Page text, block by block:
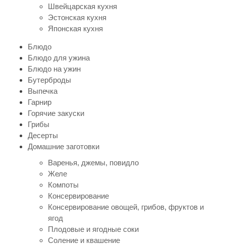
Швейцарская кухня
Эстонская кухня
Японская кухня
Блюдо
Блюдо для ужина
Блюдо на ужин
Бутерброды
Выпечка
Гарнир
Горячие закуски
Грибы
Десерты
Домашние заготовки
Варенья, джемы, повидло
Желе
Компоты
Консервирование
Консервирование овощей, грибов, фруктов и
ягод
Плодовые и ягодные соки
Соление и квашение